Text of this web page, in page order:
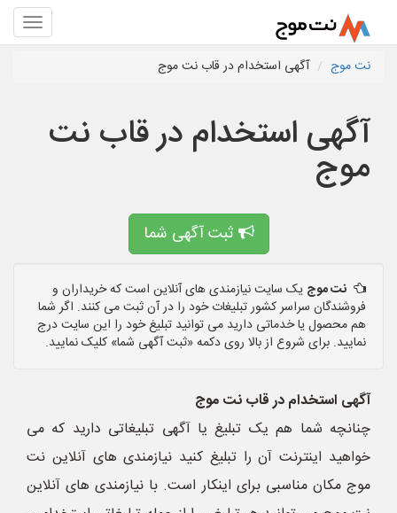
نت موج آگهی استخدام در قاب نت موج
آگهی استخدام در قاب نت
موج
ثبت آگهی شما
نت موج یک سایت نیازمندی های آنلاین است که خریداران و
فروشندگان سراسر کشور تبلیغات خود را در آن ثبت می کنند. اگر شما
هم محصول یا خدماتی دارید می توانید تبلیغ خود را این سایت درج
نمایید. برای شروع از بالا روی دکمه «ثبت آگهی شما» کلیک نمایید.
آگهی استخدام در قاب نت موج
چنانچه شما هم یک تبلیغ یا آگهی تبلیغاتی دارید که می
خواهید اینترنت آن را تبلیغ کنید نیازمندی های آنلاین نت
موج مکان مناسبی برای اینکار است. با نیازمندی های آنلاین